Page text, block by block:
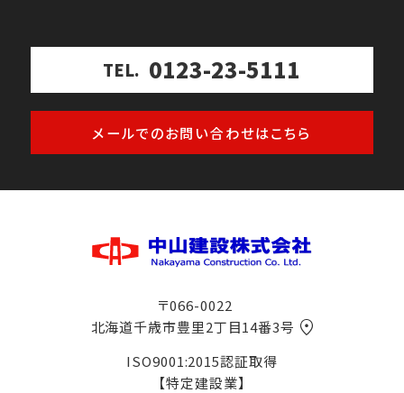
TEL. 0123-23-5111
メールでのお問い合わせはこちら
〒066-0022
北海道千歳市豊里2丁目14番3号
ISO9001:2015認証取得
【特定建設業】